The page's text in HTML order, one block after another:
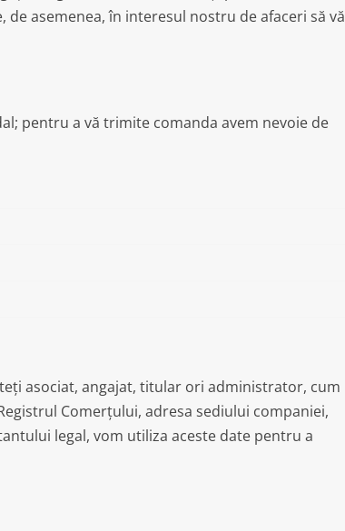
asemenea, în interesul nostru de afaceri să vă
pentru a vă trimite comanda avem nevoie de
asociat, angajat, titular ori administrator, cum
Comerțului, adresa sediului companiei,
legal, vom utiliza aceste date pentru a